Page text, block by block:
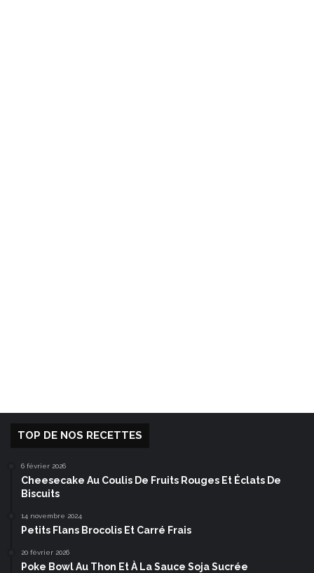
TOP DE NOS RECETTES
6 février 2026
Cheesecake Au Coulis De Fruits Rouges Et Éclats De
Biscuits
14 novembre 2024
Petits Flans Brocolis Et Carré Frais
20 février 2026
Poke Bowl Au Thon Et À La Sauce Soja Sucrée